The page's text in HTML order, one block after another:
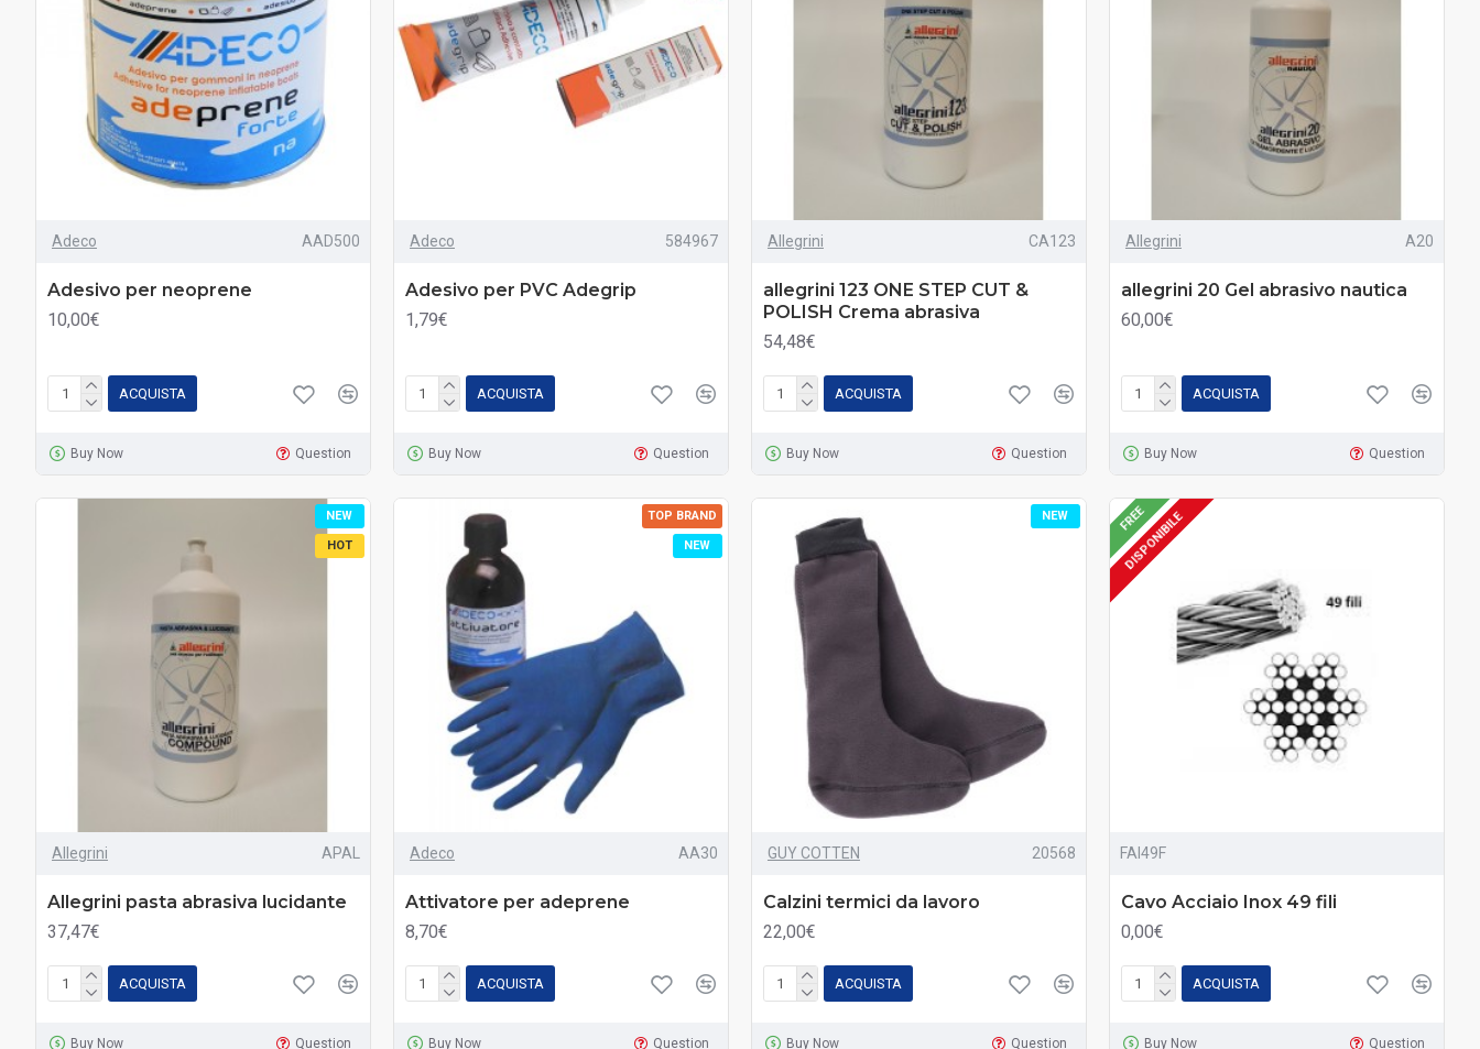
Adeco AAD500
Adesivo per neoprene
10,00€
ACQUISTA
Buy Now Question
Adeco 584967
Adesivo per PVC Adegrip
1,79€
ACQUISTA
Buy Now Question
Allegrini CA123
allegrini 123 ONE STEP CUT &
POLISH Crema abrasiva
54,48€
ACQUISTA
Buy Now Question
Allegrini A20
allegrini 20 Gel abrasivo nautica
60,00€
ACQUISTA
Buy Now Question
NEW
HOT
Allegrini APAL
Allegrini pasta abrasiva lucidante
37,47€
ACQUISTA
Buy Now Question
NEW
TOP BRAND
Adeco AA30
Attivatore per adeprene
8,70€
ACQUISTA
Buy Now Question
NEW
GUY COTTEN 20568
Calzini termici da lavoro
22,00€
ACQUISTA
Buy Now Question
FREE
DISPONIBILE
FAI49F
Cavo Acciaio Inox 49 fili
0,00€
ACQUISTA
Buy Now Question